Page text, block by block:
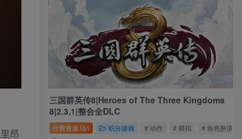
昂
三国群英传8|Heroes of The Three Kingdoms
8|2.3.1|整合全DLC
付费资源 1 积分游戏 # 动作 # 模拟 # 角色扮演